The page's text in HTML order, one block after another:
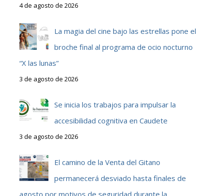
4 de agosto de 2026
La magia del cine bajo las estrellas pone el
broche final al programa de ocio nocturno
“X las lunas”
3 de agosto de 2026
Se inicia los trabajos para impulsar la
accesibilidad cognitiva en Caudete
3 de agosto de 2026
El camino de la Venta del Gitano
permanecerá desviado hasta finales de
agosto por motivos de seguridad durante la